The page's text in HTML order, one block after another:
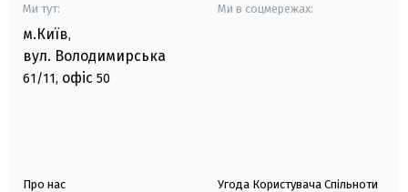
Ми тут:
м.Київ,
вул. Володимирська
61/11, офіс 50
Ми в соцмережах:
Про нас Угода Користувача Спільноти